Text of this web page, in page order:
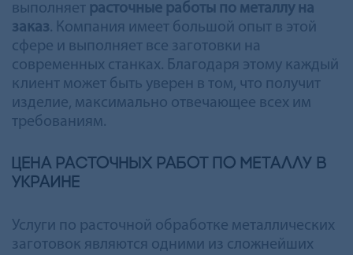
выполняет расточные работы по металлу на
заказ. Компания имеет большой опыт в этой
сфере и выполняет все заготовки на
современных станках. Благодаря этому каждый
клиент может быть уверен в том, что получит
изделие, максимально отвечающее всех им
требованиям.
Цена расточных работ по металлу в
Украине
Услуги по расточной обработке металлических
заготовок являются одними из сложнейших